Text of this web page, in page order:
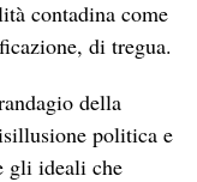
contadina come
di tregua.
della
politica e
gli ideali che